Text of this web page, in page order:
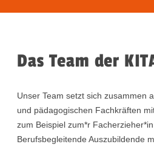
Das Team der
Unser Team setzt sich zusammen
und pädagogischen Fachkräften
zum Beispiel zum*r
Berufsbegleitende Auszubildende